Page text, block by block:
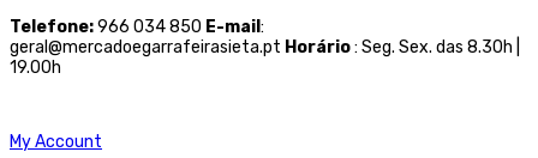
Telefone:966 034 850 E-mail :
geral@mercadoegarrafeirasieta.pt Horário: Seg. Sex. das 8.30h |
19.00h
My Account